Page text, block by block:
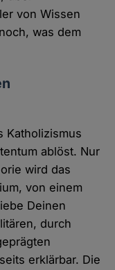
von Wissen
was dem
Katholizismus
ablöst. Nur
wird das
von einem
Deinen
durch
erklärbar. Die